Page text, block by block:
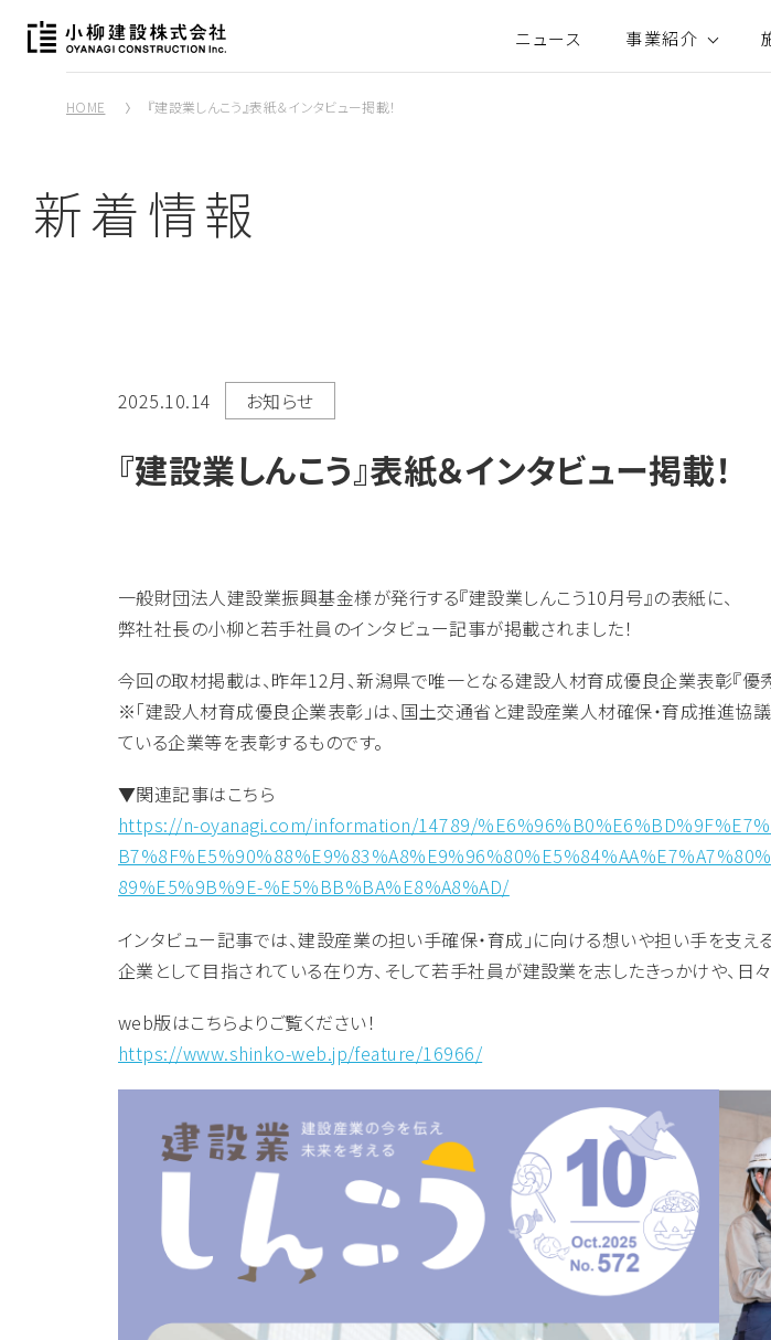
ニュース 事業紹介
HOME 『建設業しんこう』表紙＆インタビュー掲載！
新着情報
2025.10.14 お知らせ
『建設業しんこう』表紙＆インタビュー掲載！
一般財団法人建設業振興基金様が発行する『建設業しんこう10月号』の表紙に、
弊社社長の小柳と若手社員のインタビュー記事が掲載されました！
今回の取材掲載は、昨年12月、新潟県で唯一となる建設人材育成優良企業表彰『優
※「建設人材育成優良企業表彰」は、国土交通省と建設産業人材確保・育成推進
ている企業等を表彰するものです。
▼関連記事はこちら
https://n-oyanagi.com/information/14789/
89%E5%9B%9E-%E5%BB%BA%E8%A8%AD/
インタビュー記事では、建設産業の担い手確保・育成」に向ける想いや担い手を支え
企業として目指されている在り方、そして若手社員が建設業を志したきっかけや、日
web版はこちらよりご覧ください！
https://www.shinko-web.jp/feature/16966/